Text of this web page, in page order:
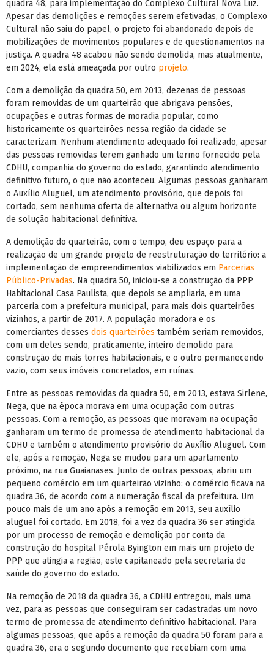
quadra 48, para implementação do Complexo Cultural Nova Luz.
Apesar das demolições e remoções serem efetivadas, o Complexo
Cultural não saiu do papel, o projeto foi abandonado depois de
mobilizações de movimentos populares e de questionamentos na
justiça. A quadra 48 acabou não sendo demolida, mas atualmente,
em 2024, ela está ameaçada por outro projeto.
Com a demolição da quadra 50, em 2013, dezenas de pessoas
foram removidas de um quarteirão que abrigava pensões,
ocupações e outras formas de moradia popular, como
historicamente os quarteirões nessa região da cidade se
caracterizam. Nenhum atendimento adequado foi realizado, apesar
das pessoas removidas terem ganhado um termo fornecido pela
CDHU, companhia do governo do estado, garantindo atendimento
definitivo futuro, o que não aconteceu. Algumas pessoas ganharam
o Auxílio Aluguel, um atendimento provisório, que depois foi
cortado, sem nenhuma oferta de alternativa ou algum horizonte
de solução habitacional definitiva.
A demolição do quarteirão, com o tempo, deu espaço para a
realização de um grande projeto de reestruturação do território: a
implementação de empreendimentos viabilizados em Parcerias
Público-Privadas. Na quadra 50, iniciou-se a construção da PPP
Habitacional Casa Paulista, que depois se ampliaria, em uma
parceria com a prefeitura municipal, para mais dois quarteirões
vizinhos, a partir de 2017. A população moradora e os
comerciantes desses dois quarteirões também seriam removidos,
com um deles sendo, praticamente, inteiro demolido para
construção de mais torres habitacionais, e o outro permanecendo
vazio, com seus imóveis concretados, em ruínas.
Entre as pessoas removidas da quadra 50, em 2013, estava Sirlene,
Nega, que na época morava em uma ocupação com outras
pessoas. Com a remoção, as pessoas que moravam na ocupação
ganharam um termo de promessa de atendimento habitacional da
CDHU e também o atendimento provisório do Auxílio Aluguel. Com
ele, após a remoção, Nega se mudou para um apartamento
próximo, na rua Guaianases. Junto de outras pessoas, abriu um
pequeno comércio em um quarteirão vizinho: o comércio ficava na
quadra 36, de acordo com a numeração fiscal da prefeitura. Um
pouco mais de um ano após a remoção em 2013, seu auxílio
aluguel foi cortado. Em 2018, foi a vez da quadra 36 ser atingida
por um processo de remoção e demolição por conta da
construção do hospital Pérola Byington em mais um projeto de
PPP que atingia a região, este capitaneado pela secretaria de
saúde do governo do estado.
Na remoção de 2018 da quadra 36, a CDHU entregou, mais uma
vez, para as pessoas que conseguiram ser cadastradas um novo
termo de promessa de atendimento definitivo habitacional. Para
algumas pessoas, que após a remoção da quadra 50 foram para a
quadra 36, era o segundo documento que recebiam com uma